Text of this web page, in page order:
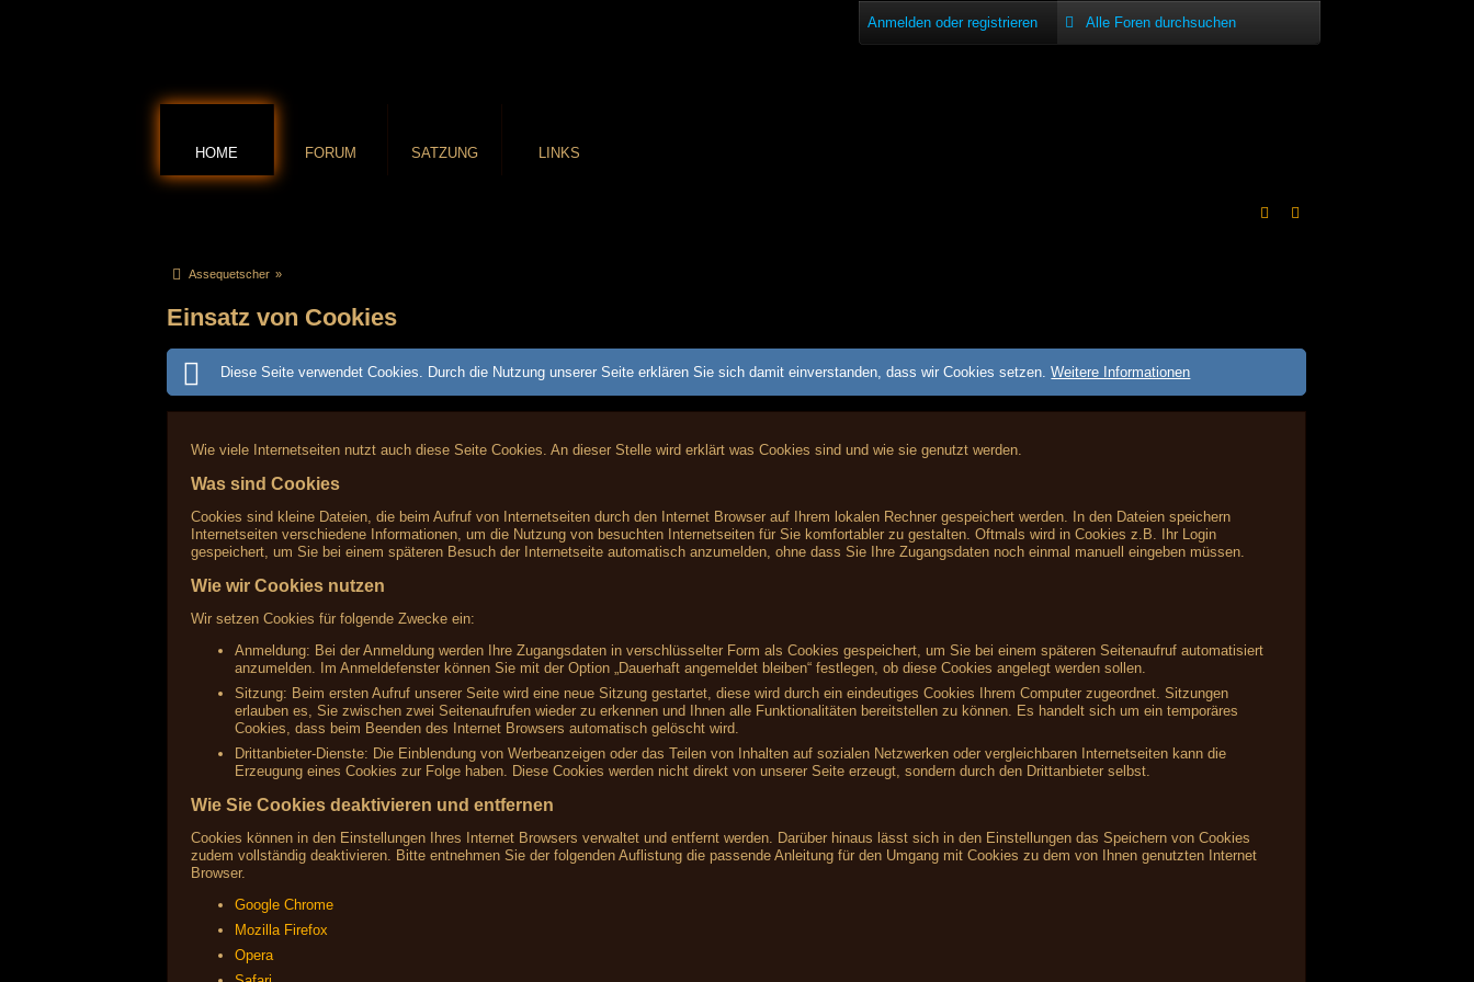
Anmelden oder registrieren
HOME FORUM SATZUNG LINKS
Assequetscher »
Einsatz von Cookies
Diese Seite verwendet Cookies. Durch die Nutzung unserer Seite erklären Sie sich damit einverstanden, dass wir Cookies setzen.Weitere Informationen
Wie viele Internetseiten nutzt auch diese Seite Cookies. An dieser Stelle wird erklärt was Cookies sind und wie sie genutzt werden.
Was sind Cookies
Cookies sind kleine Dateien, die beim Aufruf von Internetseiten durch den Internet Browser auf Ihrem lokalen Rechner gespeichert werden. In den Dateien speichern
Internetseiten verschiedene Informationen, um die Nutzung von besuchten Internetseiten für Sie komfortabler zu gestalten. Oftmals wird in Cookies z.B. Ihr Login
gespeichert, um Sie bei einem späteren Besuch der Internetseite automatisch anzumelden, ohne dass Sie Ihre Zugangsdaten noch einmal manuell eingeben müssen.
Wie wir Cookies nutzen
Wir setzen Cookies für folgende Zwecke ein:
Anmeldung: Bei der Anmeldung werden Ihre Zugangsdaten in verschlüsselter Form als Cookies gespeichert, um Sie bei einem späteren Seitenaufruf automatisiert
anzumelden. Im Anmeldefenster können Sie mit der Option „Dauerhaft angemeldet bleiben“ festlegen, ob diese Cookies angelegt werden sollen.
Sitzung: Beim ersten Aufruf unserer Seite wird eine neue Sitzung gestartet, diese wird durch ein eindeutiges Cookies Ihrem Computer zugeordnet. Sitzungen
erlauben es, Sie zwischen zwei Seitenaufrufen wieder zu erkennen und Ihnen alle Funktionalitäten bereitstellen zu können. Es handelt sich um ein temporäres
Cookies, dass beim Beenden des Internet Browsers automatisch gelöscht wird.
Drittanbieter-Dienste: Die Einblendung von Werbeanzeigen oder das Teilen von Inhalten auf sozialen Netzwerken oder vergleichbaren Internetseiten kann die
Erzeugung eines Cookies zur Folge haben. Diese Cookies werden nicht direkt von unserer Seite erzeugt, sondern durch den Drittanbieter selbst.
Wie Sie Cookies deaktivieren und entfernen
Cookies können in den Einstellungen Ihres Internet Browsers verwaltet und entfernt werden. Darüber hinaus lässt sich in den Einstellungen das Speichern von Cookies
zudem vollständig deaktivieren. Bitte entnehmen Sie der folgenden Auflistung die passende Anleitung für den Umgang mit Cookies zu dem von Ihnen genutzten Internet
Browser.
Google Chrome
Mozilla Firefox
Opera